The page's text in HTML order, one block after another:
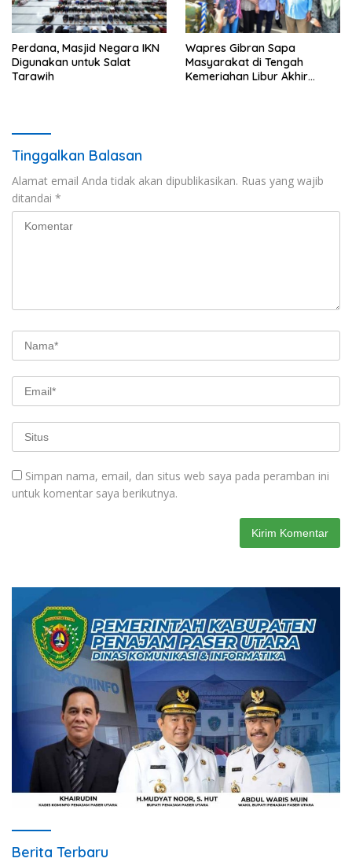
Perdana, Masjid Negara IKN
Digunakan untuk Salat
Tarawih
Wapres Gibran Sapa
Masyarakat di Tengah
Kemeriahan Libur Akhir
Tinggalkan Balasan
Alamat email Anda tidak akan dipublikasikan. Ruas yang wajib
ditandai *
Simpan nama, email, dan situs web saya pada peramban ini
untuk komentar saya berikutnya.
Berita Terbaru